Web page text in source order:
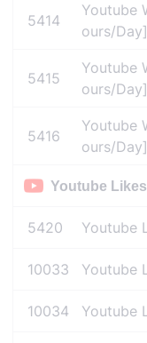
5414
Youtube
ours/
5415
Youtube
ours/
5416
Youtube
ours/
Youtube
5420 Youtube
10033 Youtube
10034 Youtube